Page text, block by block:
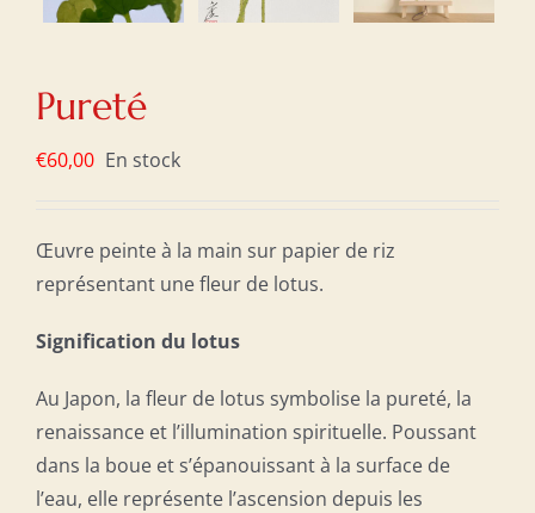
Pureté
€60,00 En stock
Œuvre peinte à la main sur papier de riz
représentant une fleur de lotus.
Signification du lotus
Au Japon, la fleur de lotus symbolise la pureté, la
renaissance et l’illumination spirituelle. Poussant
dans la boue et s’épanouissant à la surface de
l’eau, elle représente l’ascension depuis les